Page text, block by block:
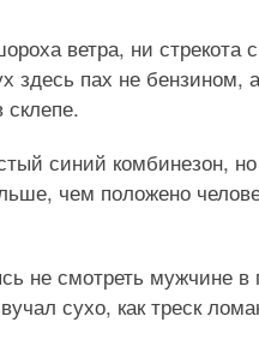
ветра, ни стрекота
пах не бензином,
синий комбинезон,
чем положено
не смотреть мужчине в
сухо, как треск